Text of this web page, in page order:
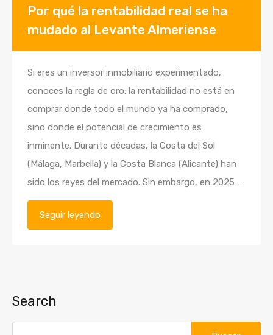
Por qué la rentabilidad real se ha
mudado al Levante Almeriense
Si eres un inversor inmobiliario experimentado,
conoces la regla de oro: la rentabilidad no está en
comprar donde todo el mundo ya ha comprado,
sino donde el potencial de crecimiento es
inminente. Durante décadas, la Costa del Sol
(Málaga, Marbella) y la Costa Blanca (Alicante) han
sido los reyes del mercado. Sin embargo, en 2025…
Seguir leyendo
Search